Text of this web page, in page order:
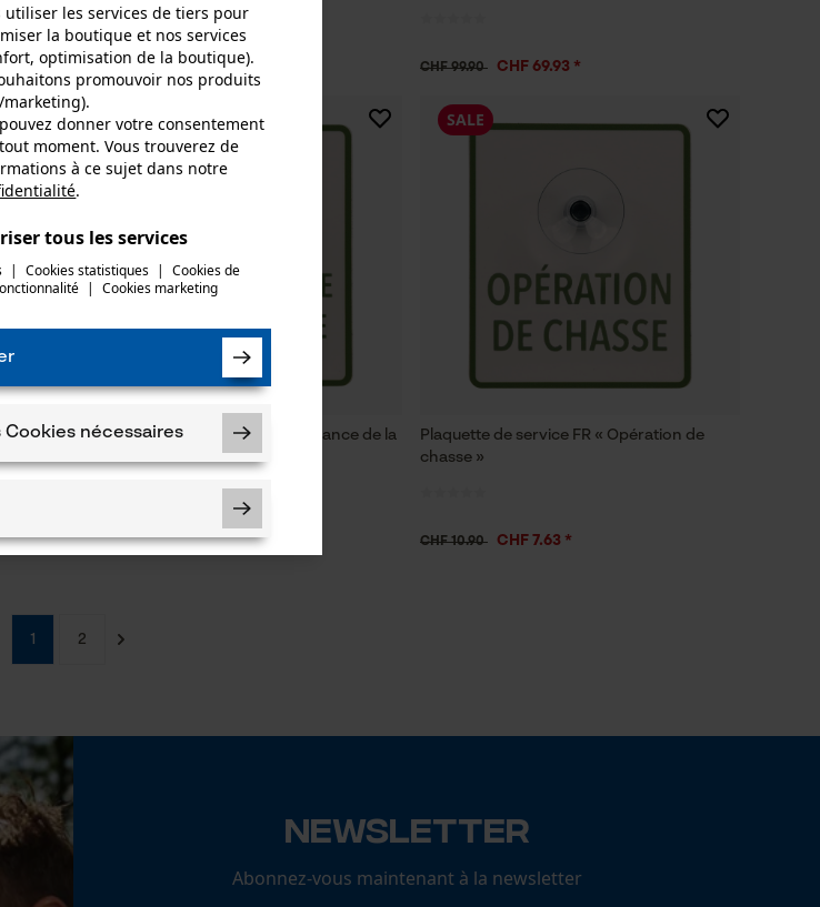
CHF 15.90 CHF 11.13 * CHF 99.90 CHF 69.93 *
de
Plaquette de service FR « Surveillance de la
SALE
CHF 10.90 CHF 7.63 *
Plaquette de service FR « Opération de
chasse »
SALE
CHF 10.90 CHF 7.63 *
1 2
Newsletter
Abonnez-vous maintenant à la newsletter
utiliser les services de tiers pour
la boutique et nos services
optimisation de la boutique).
promouvoir nos produits
marketing).
donner votre consentement
moment. Vous trouverez de
à ce sujet dans notre
.
tous les services
| Cookies statistiques |
Cookies de
| Cookies marketing
Cookies nécessaires
linstallation de cookies
session
les préférences pour
des données
produite. Veuillez essayer